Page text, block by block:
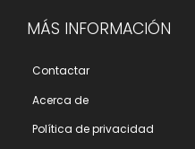
MÁS INFORMACIÓN
Contactar
Acerca de
Polí­tica de privacidad